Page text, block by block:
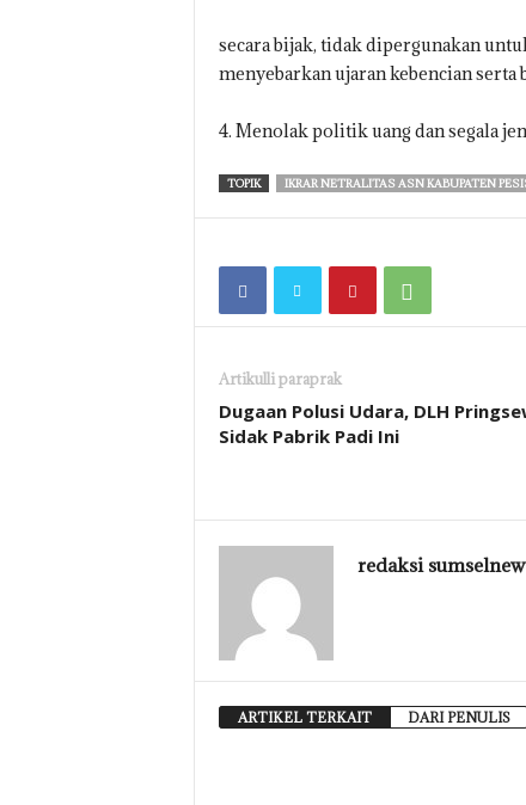
secara bijak, tidak dipergunakan
menyebarkan ujaran kebencian serta
4. Menolak politik uang dan segala
TOPIK IKRAR NETRALITAS ASN KABUPATEN
Artikulli paraprak
Dugaan Polusi Udara, DLH
Sidak Pabrik Padi Ini
redaksi
ARTIKEL TERKAIT DARI PENULIS